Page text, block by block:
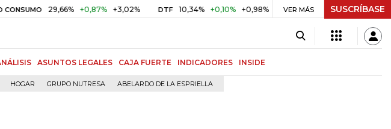
29,66% +0,87% +3,02% DTF 10,34% +0,10% +0,98% UVR $ 416,91 +$ 0,05 +0,01%
VER MÁS SUSCRÍBASE
ASUNTOS LEGALES CAJA FUERTE INDICADORES INSIDE
HOGAR GRUPO NUTRESA ABELARDO DE LA ESPRIELLA